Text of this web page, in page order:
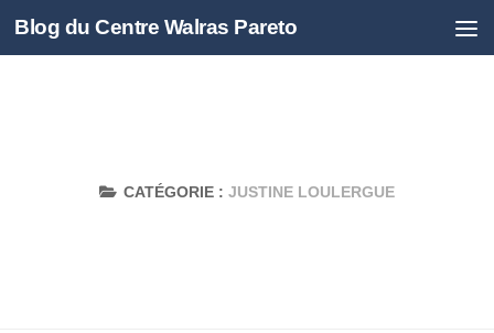
Skip to content
Blog du Centre Walras Pareto
CATÉGORIE : JUSTINE LOULERGUE